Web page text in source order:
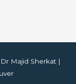
Majid Sherkat |